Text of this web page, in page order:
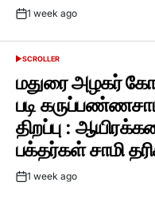
Post1 week ago
POSTED
SCROLLER
மதுரை அழகர்
படி
திறப்பு :
பக்தர்கள் சாமி
Post1 week ago